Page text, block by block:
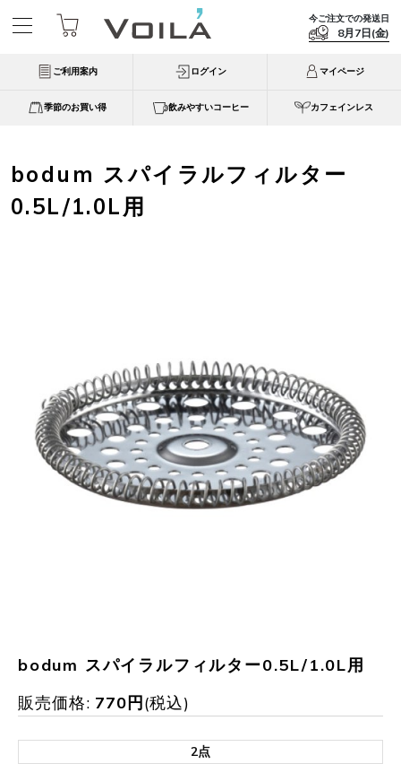
今ご注文での発送日
8月7日(金)
ご利用案内 ログイン マイページ
季節のお買い得 飲みやすいコーヒー カフェインレス
bodum スパイラルフィルター
0.5L/1.0L用
bodum スパイラルフィルター0.5L/1.0L用
販売価格: 770円(税込)
2点